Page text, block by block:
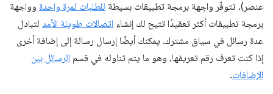
عنصر). تتوفّر واجهة برمجة تطبيقات بسيطة للطلبات لمرة واحدة وواجهة
برمجة تطبيقات أكثر تعقيدًا تتيح لك إنشاء اتصالات طويلة الأمد لتبادل
عدة رسائل في سياق مشترك. يمكنك أيضًا إرسال رسالة إلى إضافة أخرى
إذا كنت تعرف رقم تعريفها، وهو ما يتم تناوله في قسم الرسائل بين
الإضافات.